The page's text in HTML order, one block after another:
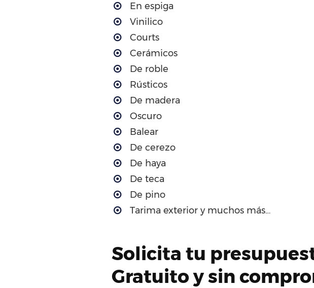
En espiga
Vinilico
Courts
Cerámicos
De roble
Rústicos
De madera
Oscuro
Balear
De cerezo
De haya
De teca
De pino
Tarima exterior y muchos más…
Solicita tu
Gratuito y sin